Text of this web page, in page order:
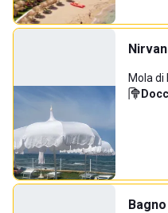
Mola di